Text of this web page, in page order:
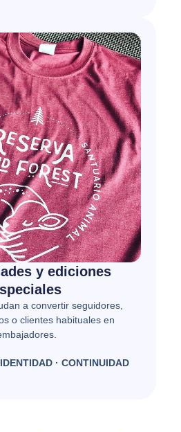
y ediciones
a convertir seguidores,
o clientes habituales en
· CONTINUIDAD